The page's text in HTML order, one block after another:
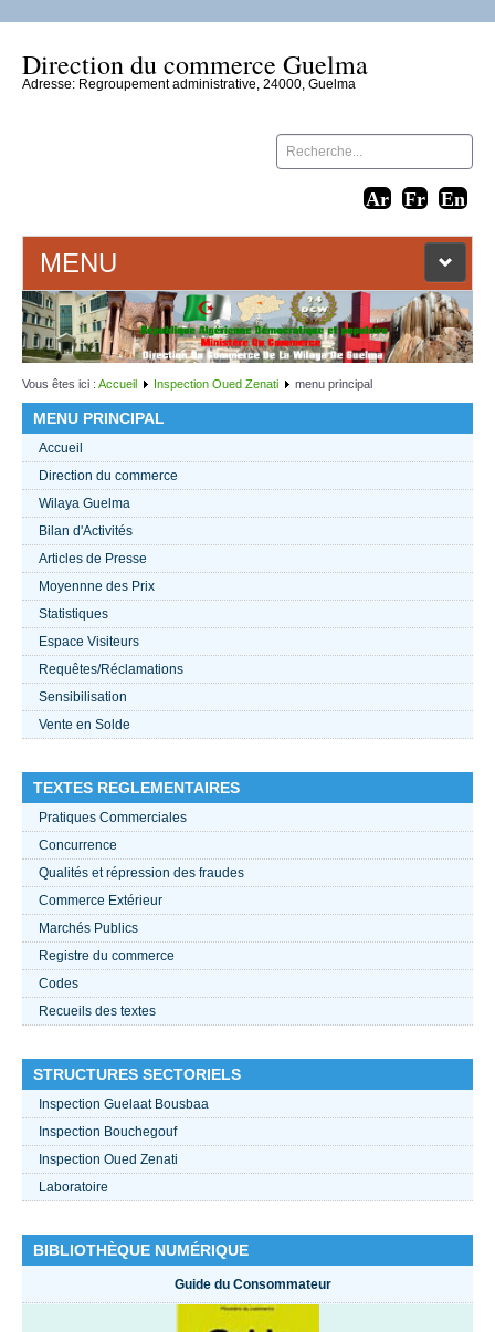
Direction du commerce Guelma
Adresse: Regroupement administrative, 24000, Guelma
MENU
ACCUEIL
LIENS WEB
CONTACT
TEXTES 2021
ACTUALITÉS 2021
????
Vous êtes ici : Accueil Inspection Oued Zenati menu principal
MENU PRINCIPAL
Accueil
Direction du commerce
Wilaya Guelma
Bilan d'Activités
Articles de Presse
Moyennne des Prix
Statistiques
Espace Visiteurs
Requêtes/Réclamations
Sensibilisation
Vente en Solde
TEXTES REGLEMENTAIRES
Pratiques Commerciales
Concurrence
Qualités et répression des fraudes
Commerce Extérieur
Marchés Publics
Registre du commerce
Codes
Recueils des textes
STRUCTURES SECTORIELS
Inspection Guelaat Bousbaa
Inspection Bouchegouf
Inspection Oued Zenati
Laboratoire
BIBLIOTHÈQUE NUMÉRIQUE
Guide du Consommateur